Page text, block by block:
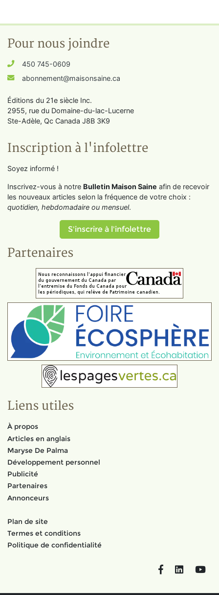
Pour nous joindre
450 745-0609
abonnement@maisonsaine.ca
Éditions du 21e siècle Inc.
2955, rue du Domaine-du-lac-Lucerne
Ste-Adèle, Qc Canada J8B 3K9
Inscription à l'infolettre
Soyez informé !
Inscrivez-vous à notre Bulletin Maison Saine afin de recevoir
les nouveaux articles selon la fréquence de votre choix :
quotidien, hebdomadaire ou mensuel.
S'inscrire à l'infolettre
Partenaires
Liens utiles
À propos
Articles en anglais
Maryse De Palma
Développement personnel
Publicité
Partenaires
Annonceurs
Plan de site
Termes et conditions
Politique de confidentialité
FacebookLinkedIn